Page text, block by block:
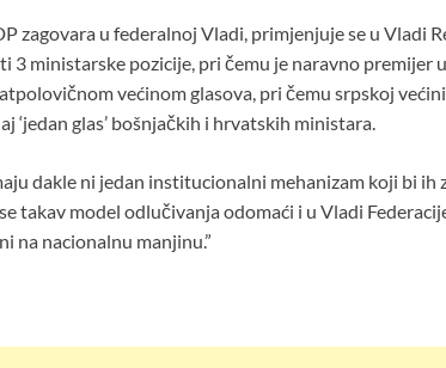
zagovara u federalnoj Vladi, primjenjuje se u Vladi
3 ministarske pozicije, pri čemu je naravno premijer
većinom glasova, pri čemu srpskoj
‘jedan glas’ bošnjačkih i hrvatskih ministara.
dakle ni jedan institucionalni mehanizam koji bi ih
takav model odlučivanja odomaći i u Vladi
na nacionalnu manjinu.”